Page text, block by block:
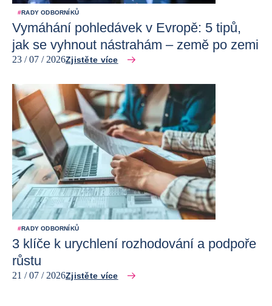
#RADY ODBORNÍKŮ
Vymáhání pohledávek v Evropě: 5 tipů,
jak se vyhnout nástrahám – země po zemi
23 / 07 / 2026Zjistěte více
#RADY ODBORNÍKŮ
3 klíče k urychlení rozhodování a podpoře
růstu
21 / 07 / 2026Zjistěte více